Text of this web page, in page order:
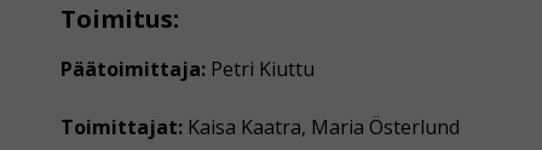
Toimitus:
Päätoimittaja: Petri Kiuttu
Toimittajat: Kaisa Kaatra, Maria Österlund